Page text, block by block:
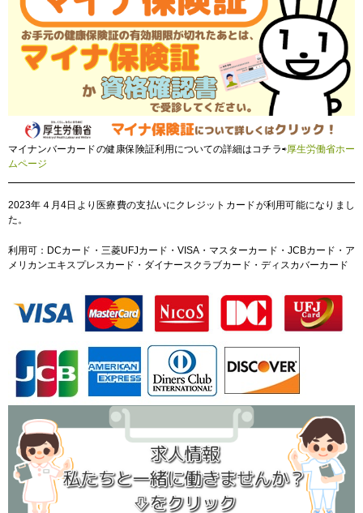
マイナンバーカードの健康保険証利用についての詳細はコチラ⇨厚生労働省ホー
ムページ
2023年４月4日より医療費の支払いにクレジットカードが利用可能になりまし
た。
利用可：DCカード・三菱UFJカード・VISA・マスターカード・JCBカード・ア
メリカンエキスプレスカード・ダイナースクラブカード・ディスカバーカード